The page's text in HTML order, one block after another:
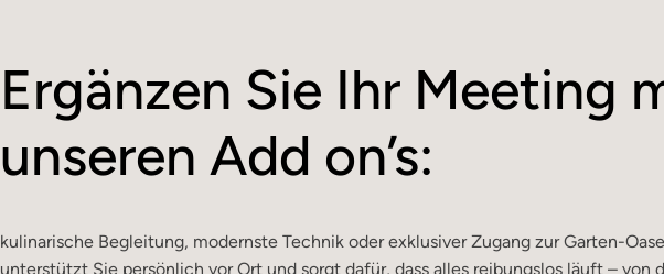
U-Form
Ergänzen Sie Ihr Meeting
unseren Add on’s:
kulinarische Begleitung, modernste Technik oder exklusiver Zugang zur Garten-
unterstützt Sie persönlich vor Ort und sorgt dafür, dass alles reibungslos läuft – von